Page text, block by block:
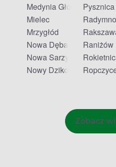
Medynia Głogowska
Mielec
Mrzygłód
Nowa Dęba
Nowa Sarzyna
Nowy Dzikowiec
Pysznica
Radymno
Raniżów
Zobacz